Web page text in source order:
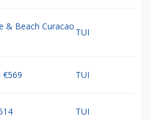
& Beach Curacao
TUI
€569 TUI
TUI